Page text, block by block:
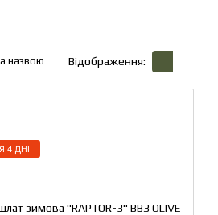
назвою Відображення:
4 ДНІ